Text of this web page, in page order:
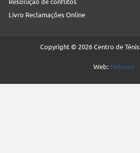
Livro Reclamações Online
Copyright © 2026 Centro de
Web: Neteuro